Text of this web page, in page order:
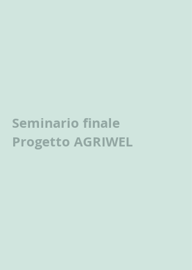
Seminario finale
Progetto AGRIWEL